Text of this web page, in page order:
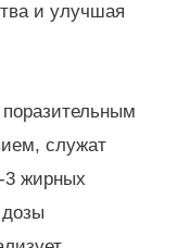
и улучшая
служат
3 жирных